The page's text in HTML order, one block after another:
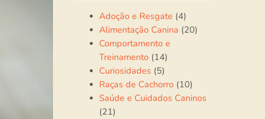
Adoção e Resgate (4)
Alimentação Canina (20)
Comportamento e
Treinamento (14)
Curiosidades (5)
Raças de Cachorro (10)
Saúde e Cuidados Caninos
(21)